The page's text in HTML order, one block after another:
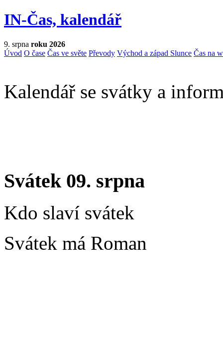
IN-Čas, kalendář
9. srpna roku 2026
Úvod O čase Čas ve světe Převody Východ a západ Slunce Čas na
Kalendář se svátky a
Svátek 09. srpna
Kdo slaví svátek
Svátek má Roman